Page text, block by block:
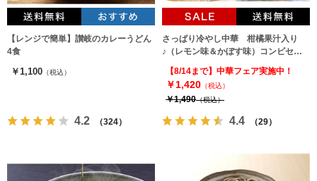
【レンジで簡単】讃岐のカレーうどん
4食
￥1,100 （税込）
4.2 （324）
さっぱり冷やし中華 柑橘果汁入り
♪（レモン味＆かぼす味）コンビセッ
ト（2種6人前）
【8/14まで】中華フェア実施中！
￥1,420 （税込）
￥1,490（税込）
4.4 （29）